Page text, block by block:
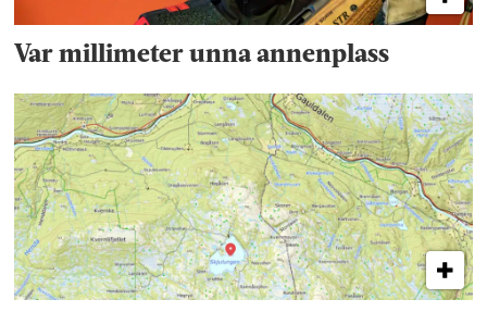
Var millimeter unna annenplass